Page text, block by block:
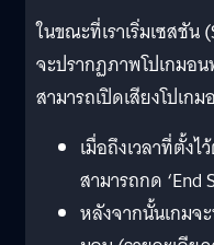
ในขณะที่เราเริ่มเซสชั
จะปรากฏภาพโปเกมอ
สามารถเปิดเสียงโปเ
เมื่อถึงเวลาที่ตั้ง
สามารถกด ‘End
หลังจากนั้นเกมจ